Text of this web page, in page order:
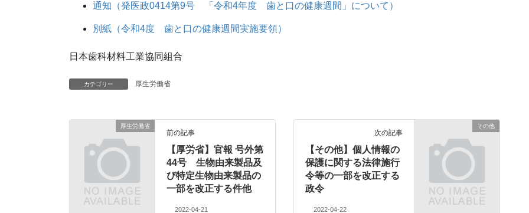
通知（発医政0414第9号 「令和4年度 歯と口の健康週間」について）
別紙（令和4度 歯と口の健康週間実施要領）
日本歯科材料工業協同組合
カテゴリー 厚生労働省
厚生労働省
前の記事
【厚労省】官報 号外第
44号 生物由来製品及
び特定生物由来製品の
一部を改正する件他
2022-04-21
その他
次の記事
【その他】個人情報の
保護に関する法律施行
令等の一部を改正する
政令
2022-04-22